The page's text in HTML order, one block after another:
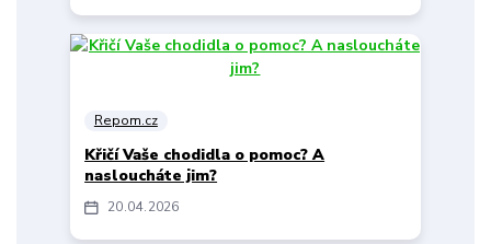
20 04 2026
Repom.cz
Křičí Vaše chodidla o pomoc? A
nasloucháte jim?